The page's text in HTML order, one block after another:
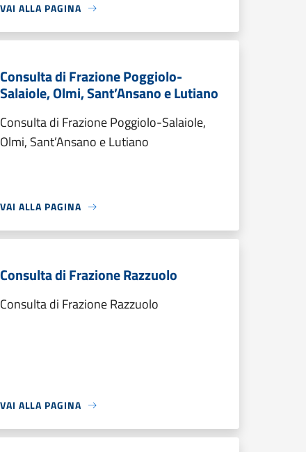
VAI ALLA PAGINA
Consulta di Frazione Poggiolo-
Salaiole, Olmi, Sant’Ansano e Lutiano
Consulta di Frazione Poggiolo-Salaiole,
Olmi, Sant’Ansano e Lutiano
VAI ALLA PAGINA
Consulta di Frazione Razzuolo
Consulta di Frazione Razzuolo
VAI ALLA PAGINA